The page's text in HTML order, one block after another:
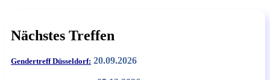
Nächstes Treffen
Gendertreff Düsseldorf: 20.09.2026